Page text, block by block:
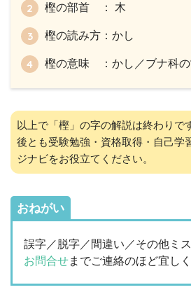
樫の部首 ： 木
樫の読み方：かし
樫の意味 ：かし／ブナ科の
以上で「樫」の字の解説は終わりで
後とも受験勉強・資格取得・自己学
ジナビをお役立てください。
おねがい
誤字／脱字／間違い／その他ミ
お問合せまでご連絡のほど宜し